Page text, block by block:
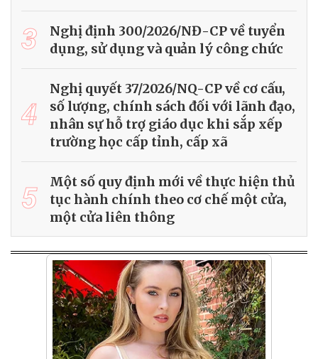
3
Nghị định 300/2026/NĐ-CP về tuyển
dụng, sử dụng và quản lý công chức
4
Nghị quyết 37/2026/NQ-CP về cơ cấu,
số lượng, chính sách đối với lãnh đạo,
nhân sự hỗ trợ giáo dục khi sắp xếp
trường học cấp tỉnh, cấp xã
5
Một số quy định mới về thực hiện thủ
tục hành chính theo cơ chế một cửa,
một cửa liên thông